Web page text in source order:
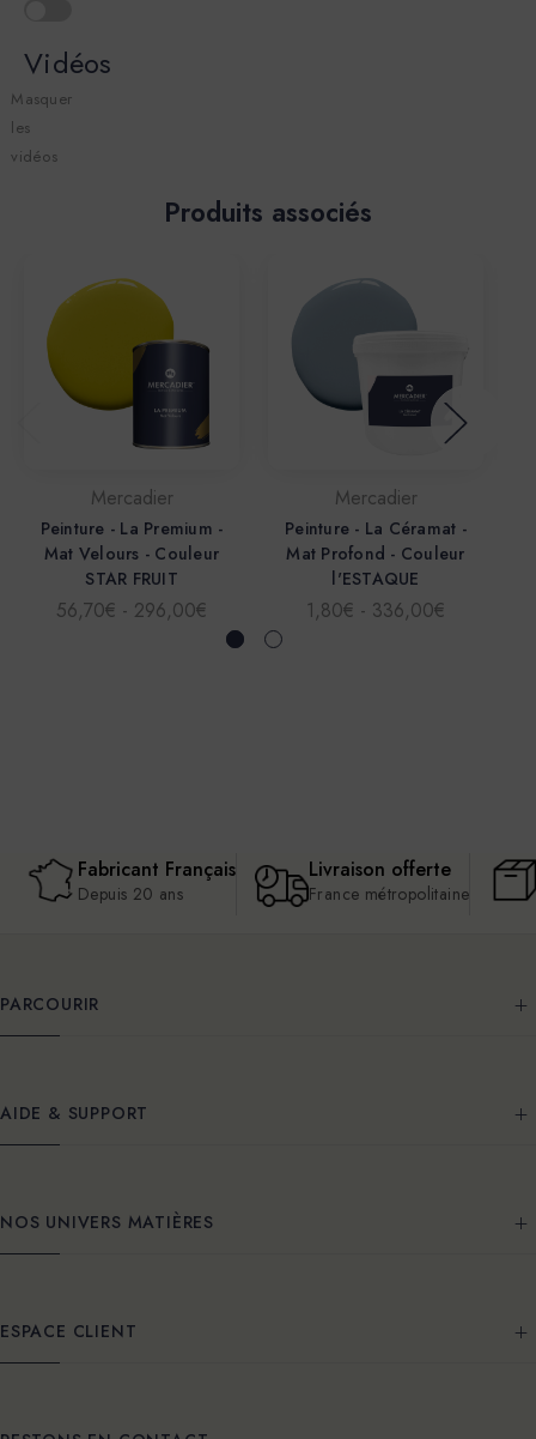
Vidéos
Masquer
les
vidéos
Produits associés
Mercadier
Peinture - La Premium -
Mat Velours - Couleur
STAR FRUIT
56,70€ - 296,00€
Mercadier
Peinture - La Céramat -
Mat Profond - Couleur
l'ESTAQUE
1,80€ - 336,00€
Fabricant Français
Depuis 20 ans
Livraison offerte
France métropolitaine
PARCOURIR
AIDE & SUPPORT
NOS UNIVERS MATIÈRES
ESPACE CLIENT